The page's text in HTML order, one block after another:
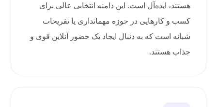
هستند، ایده‌آل است. این دامنه انتخابی عالی برای
کسب و کارهایی در حوزه مهمانداری یا تفریحات
شبانه است که به دنبال ایجاد یک حضور آنلاین قوی و
جذاب هستند.